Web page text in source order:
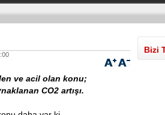
ve acil olan konu;
CO2 artışı.
Bizi